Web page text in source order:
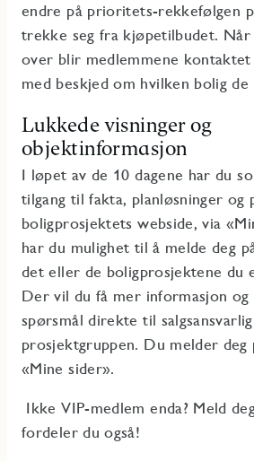
endre på prioritets-rekkefølgen
trekke seg fra kjøpetilbudet.
over blir medlemmene kontaktet
med beskjed om hvilken bolig
Lukkede visninger og
objektinformasjon
I løpet av de 10 dagene har du
tilgang til fakta, planløsninger og
boligprosjektets webside, via
har du mulighet til å melde deg
det eller de boligprosjektene du
Der vil du få mer informasjon og
spørsmål direkte til
prosjektgruppen. Du melder deg
«Mine sider».
Ikke VIP-medlem enda? Meld
fordeler du også!